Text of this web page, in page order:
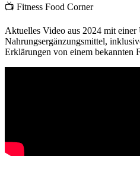
📺 Fitness Food Corner
Aktuelles Video aus 2024 mit einer
Nahrungsergänzungsmittel,
Erklärungen von einem bekannten